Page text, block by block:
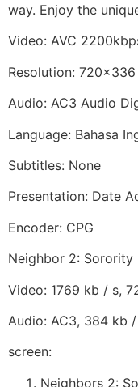
way. Enjoy the
Video: AVC
Resolution: 720×336
Audio: AC3 Audio
Language: Bahasa
Subtitles: None
Presentation: Date
Encoder: CPG
Neighbor 2: Sorority
Video: 1769 kb / s,
Audio: AC3, 384 kb
screen:
Neighbors 2: